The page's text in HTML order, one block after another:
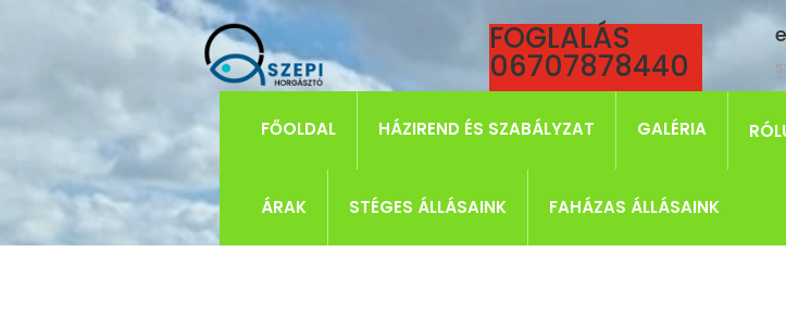
FOGLALÁS
06707878440
FŐOLDAL HÁZIREND ÉS SZABÁLYZAT GALÉRIA
ÁRAK STÉGES ÁLLÁSAINK FAHÁZAS ÁLLÁSAINK